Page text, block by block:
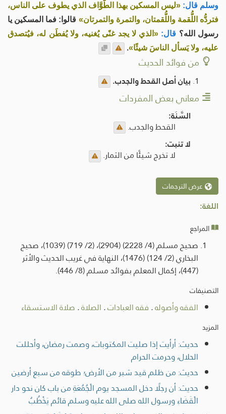
وسلم قال: «ليس المسكين بهذا الطَّوَّاف الذي يطوف على الناس،
فتردُّه اللُّقمة واللُّقمتان، والتمرة والتمرتان» قالوا: فما المسكين يا
رسول الله؟ قال: «الذي لا يجد غنًى يُغنيه، ولا يُفطَن له، فيُتصدق
عليه، ولا يَسأل الناسَ شيئًا».
من فوائد الحديث
بيان أصل القحط والجدب.
معاني بعض المفردات
السَّنَة:
القحط والجدب.
لا تنبت:
لا تخرج شيئًا من الثمار.
عرض الترجمات
اللغة:
المراجع
صحيح مسلم (4/ 2228) (2904)، (2/ 719) (1039)، صحيح
البخاري (2/ 124) (1476)، النهاية في غريب الحديث والأثر
(447)، إكمال المعلم بفوائد مسلم (8/ 446).
التصنيفات
الفقه وأصوله. فقه العبادات. الصلاة. صلاة الاستسقاء
المزيد
حديث: أرأيت إذا صليت المكتوبات، وصمت رمضان، وأحللت
الحلال، وحرمت الحرام
حديث: من ظلم قيد شبر من الأرض؛ طوقه من سبع أرضين
حديث: أن رجلًا دخل المسجد يوم الْجُمُعَةِ من باب كان نحو دار
الْقَضَاءِ ورسول الله صلى الله عليه وسلم قائم يَخْطُبُ